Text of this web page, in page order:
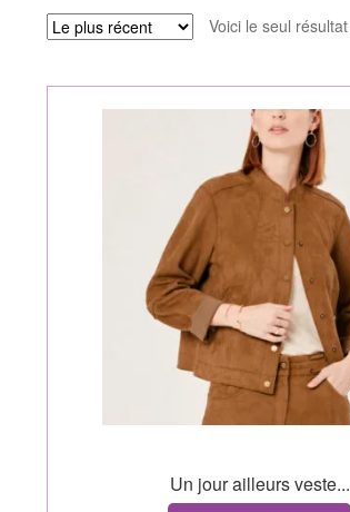
Voici le seul résultat
Un jour ailleurs veste...